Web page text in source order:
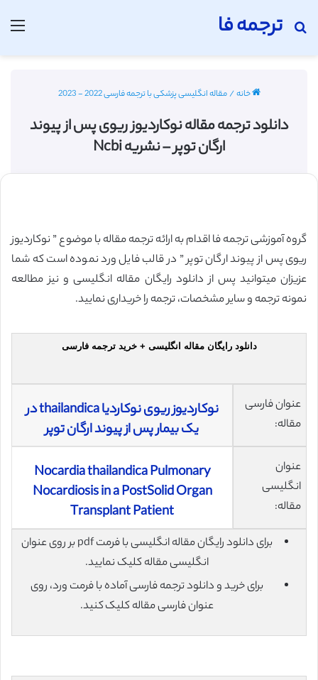
ترجمه فا
جستجو برای
خانه/مقاله انگلیسی پزشکی با ترجمه فارسی 2022 - 2023
دانلود ترجمه مقاله نوکاردیوز ریوی پس از پیوند
ارگان توپر – نشریه Ncbi
گروه آموزشی ترجمه فا اقدام به ارائه ترجمه مقاله با موضوع ” نوکاردیوز
ریوی پس از پیوند ارگان توپر ” در قالب فایل ورد نموده است که شما
عزیزان میتوانید پس از دانلود رایگان مقاله انگلیسی و نیز مطالعه
نمونه ترجمه و سایر مشخصات، ترجمه را خریداری نمایید.
دانلود رایگان مقاله انگلیسی + خرید ترجمه فارسی
عنوان فارسی
مقاله:
نوکاردیوز ریوی نوکاردیا thailandica در
یک بیمار پس از پیوند ارگان توپر
عنوان
انگلیسی
مقاله:
Nocardia thailandica Pulmonary
Nocardiosis in a Post­Solid Organ
Transplant Patient
برای دانلود رایگان مقاله انگلیسی با فرمت pdf بر روی عنوان
انگلیسی مقاله کلیک نمایید.
برای خرید و دانلود ترجمه فارسی آماده با فرمت ورد، روی
عنوان فارسی مقاله کلیک کنید.